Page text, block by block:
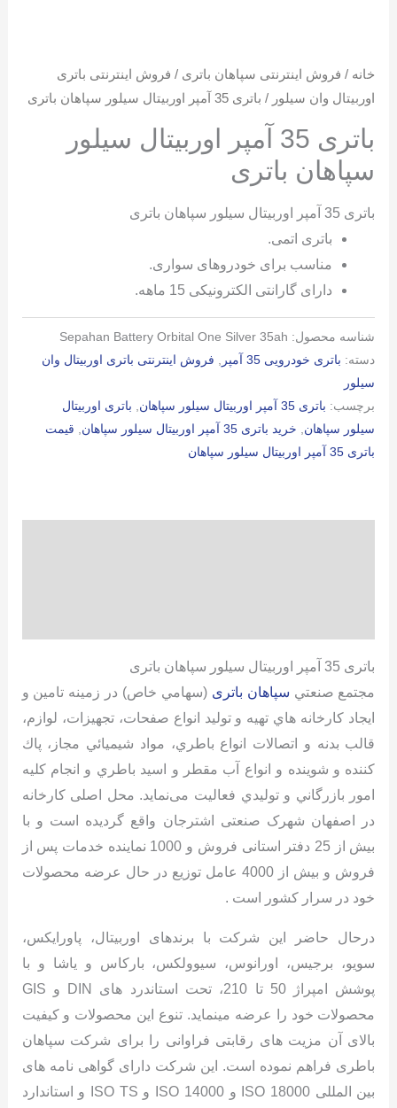
خانه / فروش اینترنتی سپاهان باتری / فروش اینترنتی باتری
اوربیتال وان سیلور / باتری 35 آمپر اوربیتال سیلور سپاهان باتری
باتری 35 آمپر اوربیتال سیلور
سپاهان باتری
باتری 35 آمپر اوربیتال سیلور سپاهان باتری
باتری اتمی.
مناسب برای خودروهای سواری.
دارای گارانتی الکترونیکی 15 ماهه.
شناسه محصول: Sepahan Battery Orbital One Silver 35ah
دسته: باتری خودرویی 35 آمپر
فروش اینترنتی باتری اوربیتال وان
سیلور
برچسب: باتری 35 آمپر اوربیتال سیلور سپاهان
باتری اوربیتال
سیلور سپاهان
خرید باتری 35 آمپر اوربیتال سیلور سپاهان
قیمت
باتری 35 آمپر اوربیتال سیلور سپاهان
باتری 35 آمپر اوربیتال سیلور سپاهان باتری
مجتمع صنعتي سپاهان باتری (سهامي خاص) در زمینه تامين و
ايجاد كارخانه هاي تهيه و توليد انواع صفحات، تجهيزات، لوازم،
قالب بدنه و اتصالات انواع باطري، مواد شيميائي مجاز، پاك
كننده و شوينده و انواع آب مقطر و اسيد باطري و انجام كليه
امور بازرگاني و توليدي فعالیت می‌نمايد. محل اصلی کارخانه
در اصفهان شهرک صنعتی اشترجان واقع گردیده است و با
بیش از 25 دفتر استانی فروش و 1000 نماینده خدمات پس از
فروش و بیش از 4000 عامل توزیع در حال عرضه محصولات
خود در سرار کشور است .
درحال حاضر این شرکت با برندهای اوربیتال، پاورایکس،
سویو، برجیس، اورانوس، سیوولکس، بارکاس و یاشا و با
پوشش امپراژ 50 تا 210، تحت استاندرد های DIN و GIS
محصولات خود را عرضه مینماید. تنوع این محصولات و کیفیت
بالای آن مزیت های رقابتی فراوانی را برای شرکت سپاهان
باطری فراهم نموده است. این شرکت دارای گواهی نامه های
بین المللی ISO 18000 و ISO 14000 و ISO TS و استاندارد